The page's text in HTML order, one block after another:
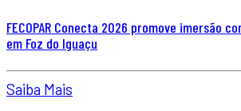
FECOPAR Conecta 2026 promove imersão
em Foz do Iguaçu
Saiba Mais